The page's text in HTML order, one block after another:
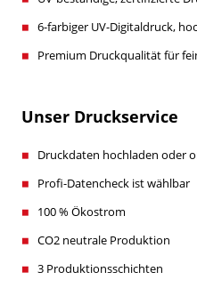
6-farbiger UV-Digitaldruck,
Premium Druckqualität für
Unser Druckservice
Druckdaten hochladen oder
Profi-Datencheck ist wählbar
100 % Ökostrom
CO2 neutrale Produktion
3 Produktionsschichten